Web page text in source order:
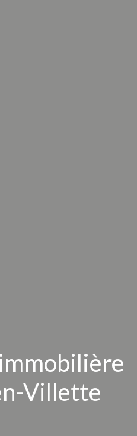
Villette